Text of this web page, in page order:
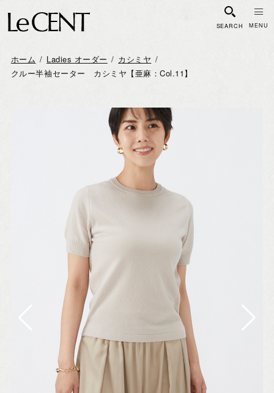
SEARCH
ホーム Ladies オーダー
カシミヤ
クルー半袖セーター カシミヤ【亜麻：Col.11】